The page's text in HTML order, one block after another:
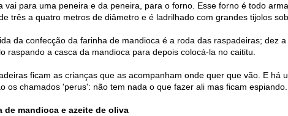
vai para uma peneira e da peneira, para o forno. Esse forno é todo
três a quatro metros de diâmetro e é ladrilhado com grandes tijolos
da confecção da farinha de mandioca é a roda das raspadeiras; dez
raspando a casca da mandioca para depois colocá-la no caititu.
ficam as crianças que as acompanham onde quer que vão. E há
os chamados 'perus': não tem nada o que fazer ali mas ficam espiando.
de mandioca e azeite de oliva